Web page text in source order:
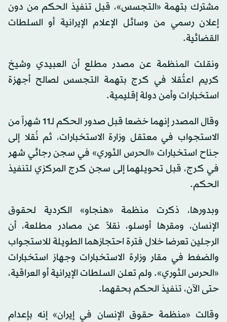
مشترك بتهمة «التجسس»، قبل تنفيذ الحكم من دون
إعلان رسمي من وسائل الإعلام الإيرانية أو السلطات
القضائية.
ونقلت المنظمة عن مصدر مطلع أن العبيدي وشيخ
كريم اعتُقلا في كرج بتهمة التجسس لصالح أجهزة
استخبارات وأمن دولة إقليمية.
وقال المصدر إنهما خضعا قبل صدور الحكم لـ11 شهراً من
الاستجواب في معتقل وزارة الاستخبارات، ثم نُقلا إلى
جناح استخبارات «الحرس الثوري» في سجن رجائي شهر
في كرج، قبل تحويلهما إلى سجن كرج المركزي لتنفيذ
الحكم.
وبدورها، ذكرت منظمة «هنجاو» الكردية لحقوق
الإنسان، ومقرها أوسلو، نقلاً عن مصادر مطلعة، أن
الرجلين تعرضا خلال فترة احتجازهما الطويلة للاستجواب
والضغط في مقار وزارة الاستخبارات وجهاز استخبارات
«الحرس الثوري». ولم تعلن السلطات الإيرانية أو العراقية،
حتى الآن، تنفيذ الحكم بحقهما.
وقالت «منظمة حقوق الإنسان في إيران» إنه بإعدام